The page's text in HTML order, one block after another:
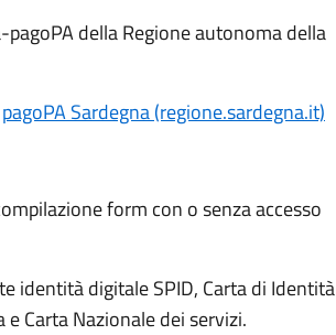
della Regione autonoma della
pagoPA Sardegna (regione.sardegna.it)
form con o senza accesso
identità digitale SPID, Carta di Identità
Carta Nazionale dei servizi.